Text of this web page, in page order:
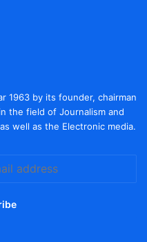
1963 by its founder, chairman
the field of Journalism and
well as the Electronic media.